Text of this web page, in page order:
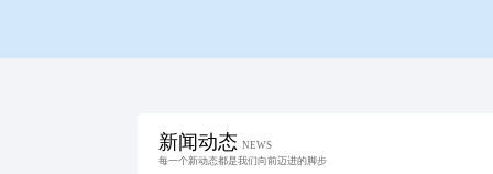
新闻动态 NEWS
每一个新动态都是我们向前迈进的脚步